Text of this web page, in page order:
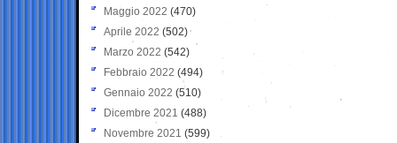
Maggio 2022 (470)
Aprile 2022 (502)
Marzo 2022 (542)
Febbraio 2022 (494)
Gennaio 2022 (510)
Dicembre 2021 (488)
Novembre 2021 (599)